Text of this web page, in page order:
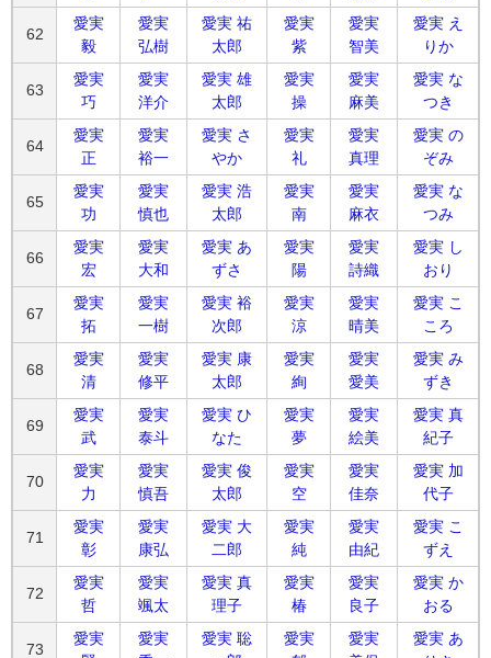
62
愛実
毅
愛実
弘樹
愛実 祐
太郎
愛実
紫
愛実
智美
愛実 え
りか
63
愛実
巧
愛実
洋介
愛実 雄
太郎
愛実
操
愛実
麻美
愛実 な
つき
64
愛実
正
愛実
裕一
愛実 さ
やか
愛実
礼
愛実
真理
愛実 の
ぞみ
65
愛実
功
愛実
慎也
愛実 浩
太郎
愛実
南
愛実
麻衣
愛実 な
つみ
66
愛実
宏
愛実
大和
愛実 あ
ずさ
愛実
陽
愛実
詩織
愛実 し
おり
67
愛実
拓
愛実
一樹
愛実 裕
次郎
愛実
涼
愛実
晴美
愛実 こ
ころ
68
愛実
清
愛実
修平
愛実 康
太郎
愛実
絢
愛実
愛美
愛実 み
ずき
69
愛実
武
愛実
泰斗
愛実 ひ
なた
愛実
夢
愛実
絵美
愛実 真
紀子
70
愛実
力
愛実
慎吾
愛実 俊
太郎
愛実
空
愛実
佳奈
愛実 加
代子
71
愛実
彰
愛実
康弘
愛実 大
二郎
愛実
純
愛実
由紀
愛実 こ
ずえ
72
愛実
哲
愛実
颯太
愛実 真
理子
愛実
椿
愛実
良子
愛実 か
おる
73
愛実
愛実
愛実 聡
愛実
愛実
愛実 あ